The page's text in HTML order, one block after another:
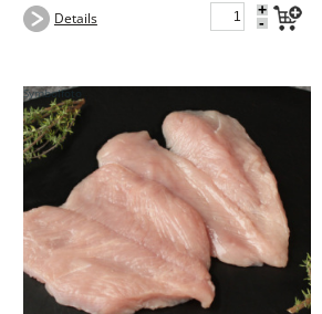
Details +
-